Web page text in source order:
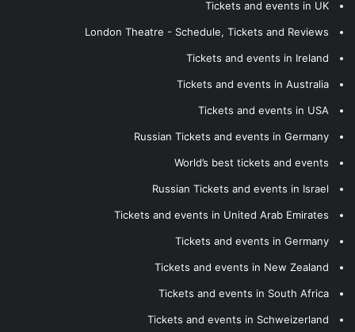
Tickets and events in UK
London Theatre - Schedule, Tickets and Reviews
Tickets and events in Ireland
Tickets and events in Australia
Tickets and events in USA
Russian Tickets and events in Germany
World’s best tickets and events
Russian Tickets and events in Israel
Tickets and events in United Arab Emirates
Tickets and events in Germany
Tickets and events in New Zealand
Tickets and events in South Africa
Tickets and events in Schweizerland